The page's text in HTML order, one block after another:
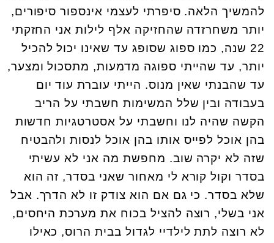
להמשיך הלאה. סיפרתי לעצמי אינספור סיפורים,
יותר משחרזדה שהחזיקה אלף לילות אני החזקתי
22 שנה, כמו ספוג שסופג עד שאינו יכול להכיל
יותר, עד שהייתי ספוגה מדמעות, מתסכול ומצער,
עד שהבנתי שאין מנוס. הייתי עוברת עוד יום
בעבודה ובין שלל המשימות חשבתי על הריב
הקשה שהיה לנו וחשבתי על אסטרטגיות חדשות
בהן אוכל לפייס אותו בהן אוכל לנסות ולהבטיח
שזה לא יקרה שוב. מחפשת מה אני לא עשיתי
בסדר וקול קורא לי מאחור שאני בסדר, זה הוא
שלא בסדר. כי גם אם הוא צודק זו לא הדרך. אבל
אני בשלי, רוצה להציל בכוח את מערכת היחסים,
לא רוצה לתת לילדיי לגדול בבית הרוס, כאילו